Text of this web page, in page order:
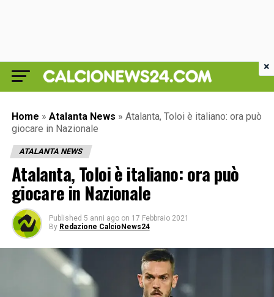
Home » Atalanta News » Atalanta, Toloi è italiano: ora può
giocare in Nazionale
ATALANTA NEWS
Atalanta, Toloi è italiano: ora può
giocare in Nazionale
Published 5 anni ago on 17 Febbraio 2021
By Redazione CalcioNews24
×